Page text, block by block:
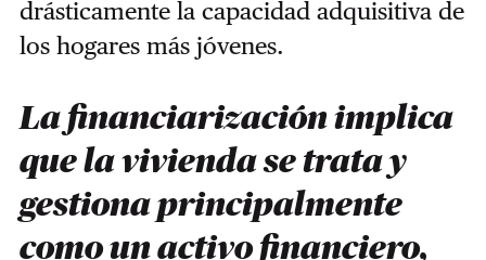
drásticamente la capacidad adquisitiva de
los hogares más jóvenes.
La financiarización implica
que la vivienda se trata y
gestiona principalmente
como un activo financiero,